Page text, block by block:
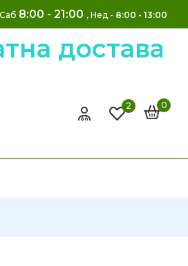
8:00 - 21:00 , Нед - 8:00 - 13:00
достава
2 0